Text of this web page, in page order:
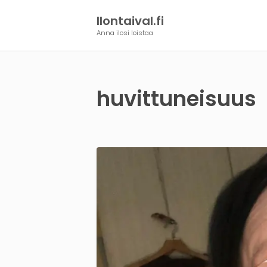
Ilontaival.fi
Anna ilosi loistaa
huvittuneisuus